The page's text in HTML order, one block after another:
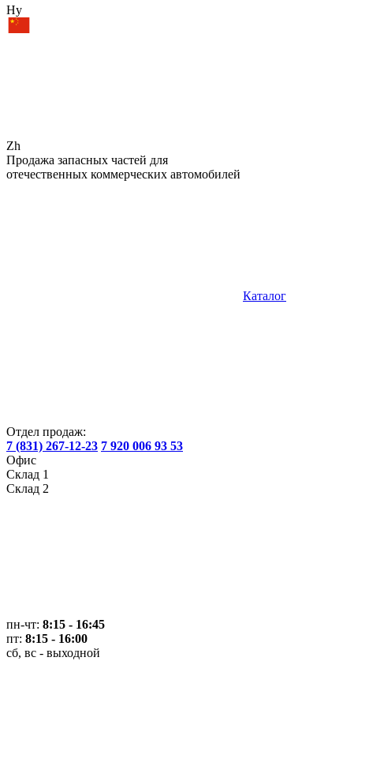
Hy
Zh
Продажа запасных частей для
отечественных коммерческих автомобилей
Каталог
Отдел продаж:
7 (831) 267-12-23 7 920 006 93 53
Офис
Склад 1
Склад 2
пн-чт: 8:15 - 16:45
пт: 8:15 - 16:00
сб, вс - выходной